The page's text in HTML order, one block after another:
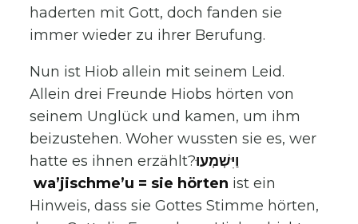
haderten mit Gott, doch fanden sie
immer wieder zu ihrer Berufung.
Nun ist Hiob allein mit seinem Leid.
Allein drei Freunde Hiobs hörten von
seinem Unglück und kamen, um ihm
beizustehen. Woher wussten sie es, wer
hatte es ihnen erzählt?וַיִּשְׁמְעוּ
wa’jischme’u = sie hörten ist ein
Hinweis, dass sie Gottes Stimme hörten,